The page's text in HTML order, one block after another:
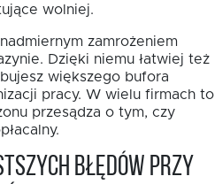
wolniej.
zamrożeniem
Dzięki niemu łatwiej też
większego bufora
pracy. W wielu firmach to
przesądza o tym, czy
błędów przy